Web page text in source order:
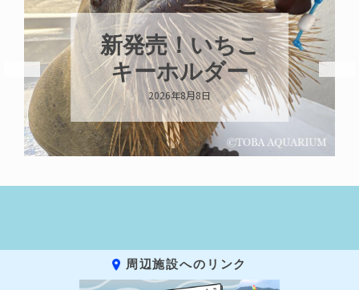
新発売！いちこ
キーホルダー
2026年8月8日
周辺施設へのリンク